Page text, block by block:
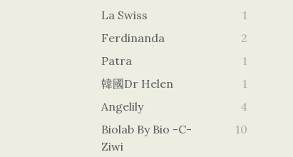
La Swiss
1
Ferdinanda
2
Patra
1
韓國dr Helen
1
Angelily
4
Biolab By Bio -c-
Ziwi
10